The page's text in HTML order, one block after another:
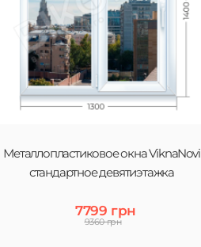
окна
классических
цены, подходящей
Металлопластиковое окна ViknaNovi
стандартное девятиэтажка
7799 грн
9360 грн